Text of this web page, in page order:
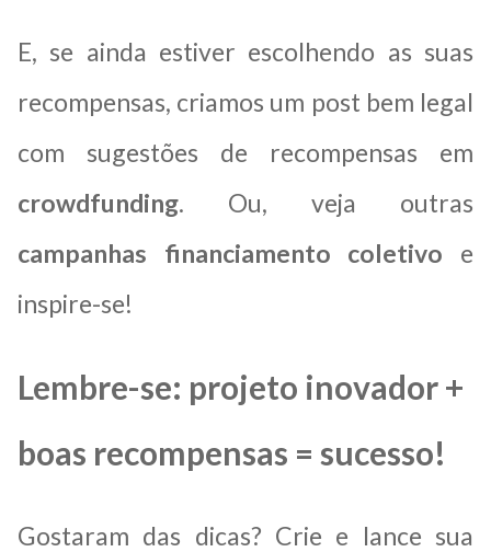
E, se ainda estiver escolhendo as suas
recompensas, criamos um post bem legal
com sugestões de recompensas em
crowdfunding. Ou, veja outras
campanhas financiamento coletivo e
inspire-se!
Lembre-se: projeto inovador +
boas recompensas = sucesso!
Gostaram das dicas? Crie e lance sua